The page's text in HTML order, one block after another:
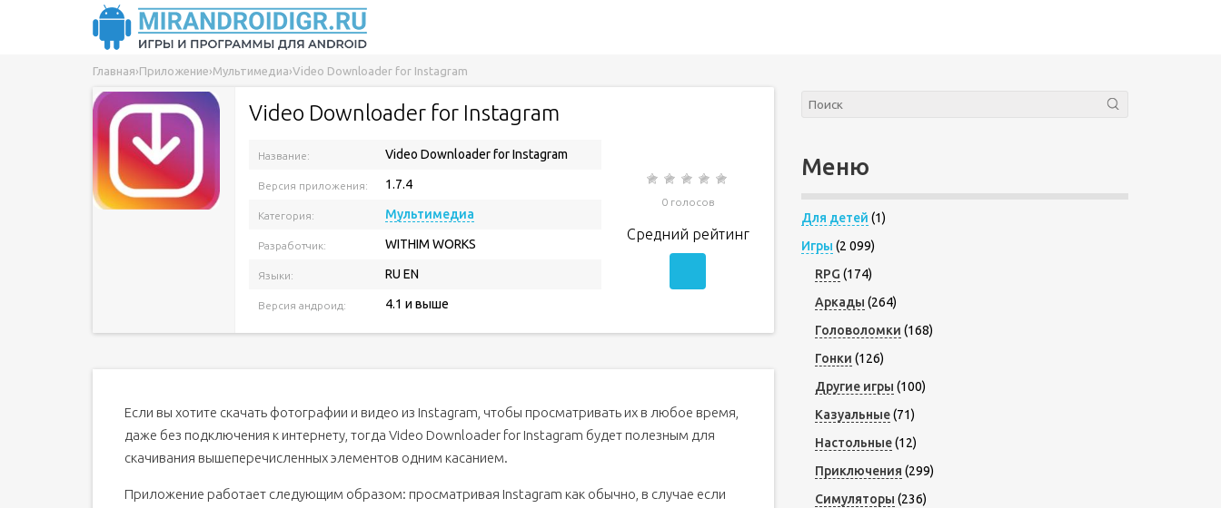
Главная›Приложение›Мультимедиа›Video Downloader for Instagram
Video Downloader for Instagram
Название: Video Downloader for Instagram
Версия приложения: 1.7.4
Категория: Мультимедиа
Разработчик: WITHIM WORKS
Языки: RU EN
Версия андроид: 4.1 и выше
0 голосов
Средний рейтинг
Если вы хотите скачать фотографии и видео из Instagram, чтобы просматривать их в любое время,
даже без подключения к интернету, тогда Video Downloader for Instagram будет полезным для
скачивания вышеперечисленных элементов одним касанием.
Приложение работает следующим образом: просматривая Instagram как обычно, в случае если
Меню
Для детей (1)
Игры (2 099)
RPG (174)
Аркады (264)
Головоломки (168)
Гонки (126)
Другие игры (100)
Казуальные(71)
Настольные(12)
Приключения (299)
Симуляторы (236)